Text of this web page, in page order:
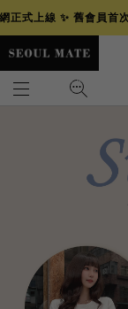
正式上線 ✨ 舊會員首
背心
襯衫 褲
涼感